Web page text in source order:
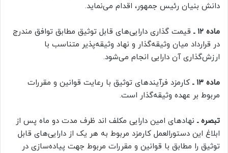
دانش بنیان رئیس جمهور، اقدام می‌نماید.
ماده ۱۲ ـ
قیمت گذاری دارایی‌های قابل توثیق مطابق توافق مندرج
در قرارداد میان وثیقه‌گذار و نهاد وثیقه‌پذیر متناسب با
ارزش‌گذاری آن دارایی انجام می‌شود.
ماده ۱۳ ـ
کارمزد فرآیندهای توثیق با رعایت قوانین و مقررات
مربوط بر عهده وثیقه‌گذار است.
تبصره ـ نهادهای امین دارایی مکلف اند ظرف مدت دو ماه پس از
ابلاغ این دستورالعمل کارمزد مربوط به هر یک از دارایی‌های قابل
توثیق را مطابق با قوانین و مقررات مربوط جهت پیاده‌سازی در